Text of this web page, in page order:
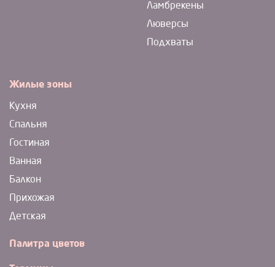
Ламбрекены
Люверсы
Подхваты
Жилые зоны
Кухня
Спальня
Гостиная
Ванная
Балкон
Прихожая
Детская
Палитра цветов